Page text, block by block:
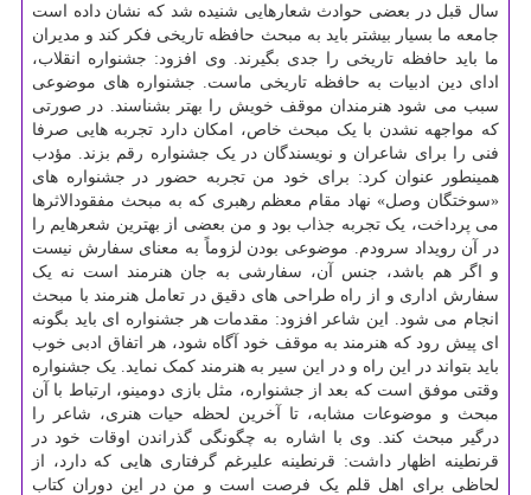
سال قبل در بعضی حوادث شعارهایی شنیده شد که نشان داده است
جامعه ما بسیار بیشتر باید به مبحث حافظه تاریخی فکر کند و مدیران
ما باید حافظه تاریخی را جدی بگیرند. وی افزود: جشنواره انقلاب،
ادای دین ادبیات به حافظه تاریخی ماست. جشنواره های موضوعی
سبب می شود هنرمندان موقف خویش را بهتر بشناسند. در صورتی
که مواجهه نشدن با یک مبحث خاص، امکان دارد تجربه هایی صرفا
فنی را برای شاعران و نویسندگان در یک جشنواره رقم بزند. مؤدب
همینطور عنوان کرد: برای خود من تجربه حضور در جشنواره های
«سوختگان وصل» نهاد مقام معظم رهبری که به مبحث مفقودالاثرها
می پرداخت، یک تجربه جذاب بود و من بعضی از بهترین شعرهایم را
در آن رویداد سرودم. موضوعی بودن لزوماً به معنای سفارش نیست
و اگر هم باشد، جنس آن، سفارشی به جان هنرمند است نه یک
سفارش اداری و از راه طراحی های دقیق در تعامل هنرمند با مبحث
انجام می شود. این شاعر افزود: مقدمات هر جشنواره ای باید بگونه
ای پیش رود که هنرمند به موقف خود آگاه شود، هر اتفاق ادبی خوب
باید بتواند در این راه و در این سیر به هنرمند کمک نماید. یک جشنواره
وقتی موفق است که بعد از جشنواره، مثل بازی دومینو، ارتباط با آن
مبحث و موضوعات مشابه، تا آخرین لحظه حیات هنری، شاعر را
درگیر مبحث کند. وی با اشاره به چگونگی گذراندن اوقات خود در
قرنطینه اظهار داشت: قرنطینه علیرغم گرفتاری هایی که دارد، از
لحاظی برای اهل قلم یک فرصت است و من در این دوران کتاب